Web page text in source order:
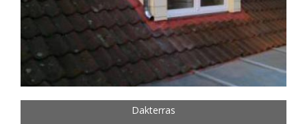
Dakterras